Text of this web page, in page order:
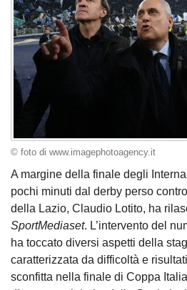
© foto di www.imagephotoagency.it
A margine della finale degli
pochi minuti dal derby perso
della Lazio, Claudio Lotito, ha
SportMediaset. L’intervento del
ha toccato diversi aspetti della
caratterizzata da difficoltà e
sconfitta nella finale di Coppa